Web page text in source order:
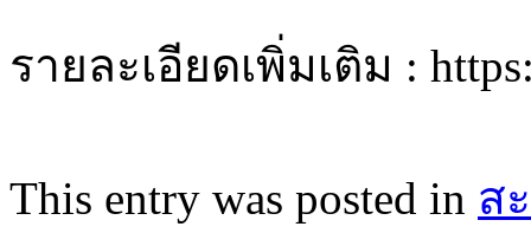
รายละเอียดเพิ่มเติม :
This entry was posted in ส